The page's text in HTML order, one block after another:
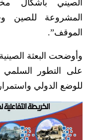
الصيني بأشكال
المشروعة للصين
الموقف”.
وأوضحت البعثة
على التطور السلمي
للوضع الدولي